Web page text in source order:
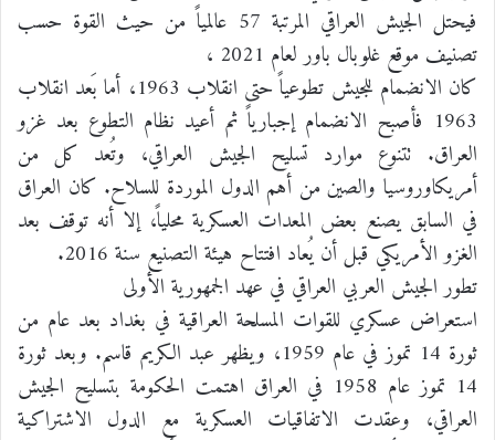
فيحتل الجيش العراقي المرتبة 57 عالمياً من حيث القوة حسب
تصنيف موقع غلوبال باور لعام 2021 ،
كان الانضمام للجيش تطوعياً حتى انقلاب 1963، أما بَعد انقلاب
1963 فأصبح الانضمام إجبارياً ثم أعيد نظام التطوع بعد غزو
العراق. تتنوع موارد تسليح الجيش العراقي، وتُعد كل من
أمريكاوروسيا والصين من أهم الدول الموردة للسلاح. كان العراق
في السابق يصنع بعض المعدات العسكرية محلياً، إلا أنه توقف بعد
الغزو الأمريكي قبل أن يُعاد افتتاح هيئة التصنيع سنة 2016.
تطور الجيش العربي العراقي في عهد الجمهورية الأولى
استعراض عسكري للقوات المسلحة العراقية في بغداد بعد عام من
ثورة 14 تموز في عام 1959، ويظهر عبد الكريم قاسم. وبعد ثورة
14 تموز عام 1958 في العراق اهتمت الحكومة بتسليح الجيش
العراقي، وعقدت الاتفاقيات العسكرية مع الدول الاشتراكية